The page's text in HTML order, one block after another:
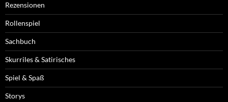
Rezensionen
Rollenspiel
Sachbuch
Skurriles & Satirisches
Spiel & Spaß
Storys